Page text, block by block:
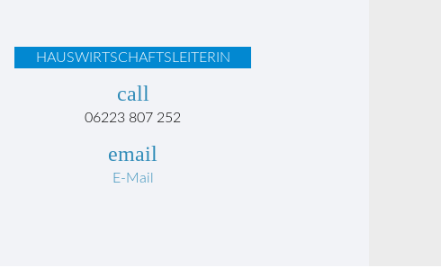
HAUSWIRTSCHAFTSLEITERIN
call
06223 807 252
email
E-Mail